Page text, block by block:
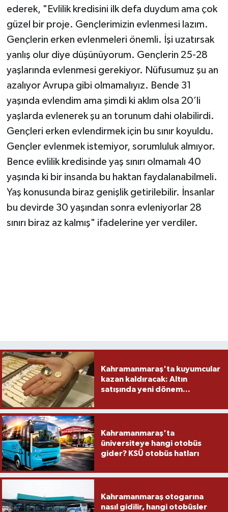
ederek, "Evlilik kredisini ilk defa duydum ama çok
güzel bir proje. Gençlerimizin evlenmesi lazım.
Gençlerin erken evlenmeleri önemli. İşi uzatırsak
yanlış olur diye düşünüyorum. Gençlerin 25-28
yaşlarında evlenmesi gerekiyor. Nüfusumuz şu an
azalıyor Avrupa gibi olmamalıyız. Bende 31
yaşında evlendim ama şimdi ki aklım olsa 20’li
yaşlarda evlenerek şu an torunum dahi olabilirdi.
Gençleri erken evlendirmek için bu sınır koyuldu.
Gençler evlenmek istemiyor, sorumluluk almıyor.
Bence evlilik kredisinde yaş sınırı olmamalı 40
yaşında ki bir insanda bu haktan faydalanabilmeli.
Yaş konusunda biraz genişlik getirilebilir. İnsanlar
bu devirde 30 yaşından sonra evleniyorlar 28
sınırı biraz az kalmış" ifadelerine yer verdiler.
Kahramanmaraş'ta kuyumcular
kazan kaldıracak: Altın
satışında yeni dönem...
Kahramanmaraş'ta
üniversiteye hangi otobüs
gider? KSÜ otobüs hatları
Kahramanmaraş otogarına
nasıl gidilir, hangi otobüsler